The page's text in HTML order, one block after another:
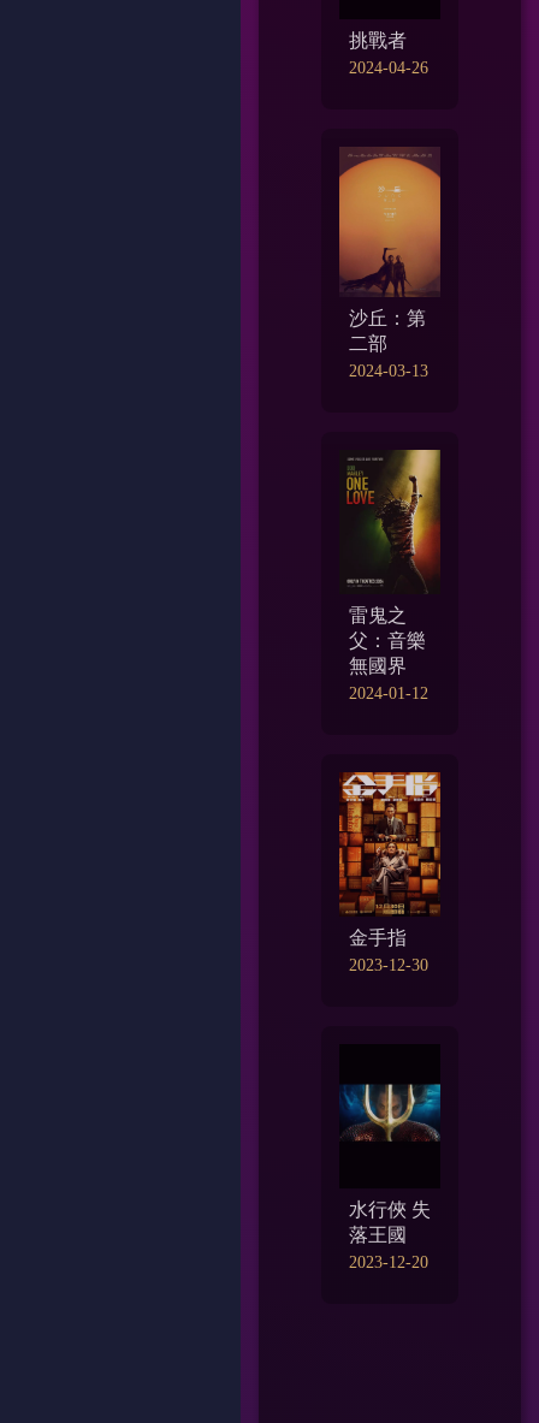
挑戰者
2024-04-26
沙丘：第
二部
2024-03-13
雷鬼之
父：音樂
無國界
2024-01-12
金手指
2023-12-30
水行俠 失
落王國
2023-12-20